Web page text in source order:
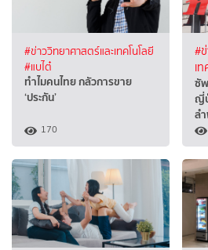
#ข่าววิทยาศาสตร์และเทคโนโลยี
#แบไต๋
ทำไมคนไทย กลัวการขาย
‘ประกัน’
170
#
เ
ซั
ญี่
ล